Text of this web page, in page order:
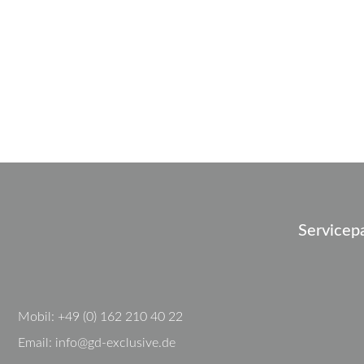
Mobil: +49 (0) 162 210 40 22
Email: info@gd-exclusive.de